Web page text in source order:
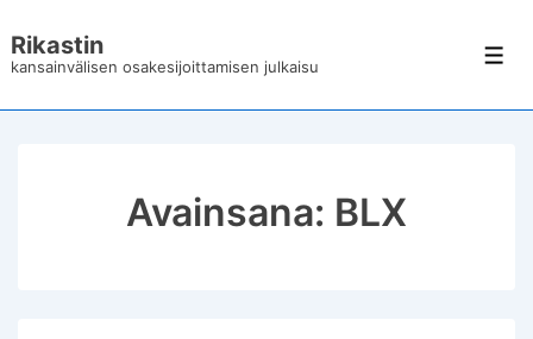
Siirry
Rikastin
kansainvälisen osakesijoittamisen julkaisu
Avainsana: BLX